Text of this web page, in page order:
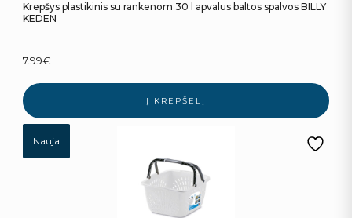
Krepšys plastikinis su rankenom 30 l apvalus baltos spalvos BILLY
KEDEN
7.99€
Į KREPŠELĮ
Nauja